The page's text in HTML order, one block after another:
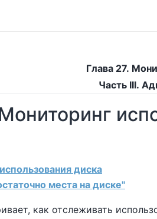
Глава 27.
Часть III.
диска
места на диске"
как отслеживать